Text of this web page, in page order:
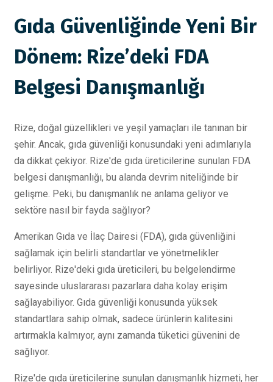
Gıda Güvenliğinde Yeni Bir
Dönem: Rize’deki FDA
Belgesi Danışmanlığı
Rize, doğal güzellikleri ve yeşil yamaçları ile tanınan bir
şehir. Ancak, gıda güvenliği konusundaki yeni adımlarıyla
da dikkat çekiyor. Rize'de gıda üreticilerine sunulan FDA
belgesi danışmanlığı, bu alanda devrim niteliğinde bir
gelişme. Peki, bu danışmanlık ne anlama geliyor ve
sektöre nasıl bir fayda sağlıyor?
Amerikan Gıda ve İlaç Dairesi (FDA), gıda güvenliğini
sağlamak için belirli standartlar ve yönetmelikler
belirliyor. Rize'deki gıda üreticileri, bu belgelendirme
sayesinde uluslararası pazarlara daha kolay erişim
sağlayabiliyor. Gıda güvenliği konusunda yüksek
standartlara sahip olmak, sadece ürünlerin kalitesini
artırmakla kalmıyor, aynı zamanda tüketici güvenini de
sağlıyor.
Rize'de gıda üreticilerine sunulan danışmanlık hizmeti, her